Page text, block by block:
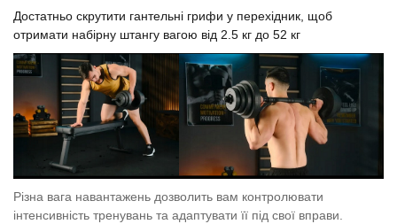
Достатньо скрутити гантельні грифи у перехідник, щоб
отримати набірну штангу вагою від 2.5 кг до 52 кг
Різна вага навантажень дозволить вам контролювати
інтенсивність тренувань та адаптувати її під свої вправи.